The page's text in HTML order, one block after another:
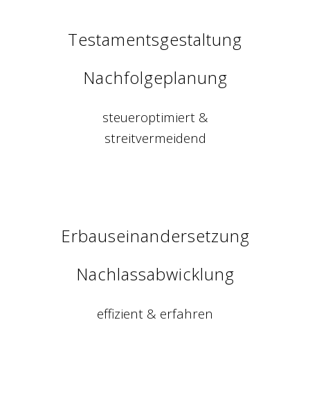
Testamentsgestaltung
Nachfolgeplanung
steueroptimiert &
streitvermeidend
Erbauseinandersetzung
Nachlassabwicklung
effizient & erfahren